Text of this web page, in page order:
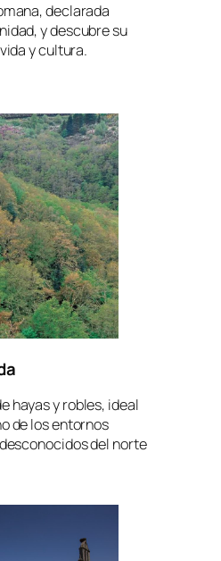
declarada
y descubre su
y cultura.
hayas y robles, ideal
de los entornos
del norte